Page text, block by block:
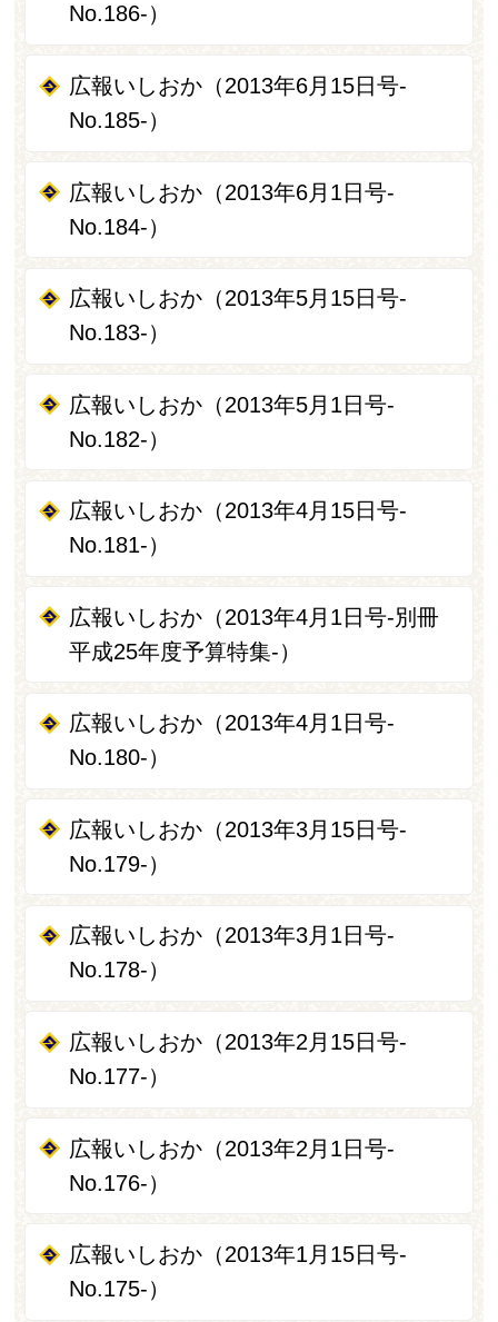
No.186-）
広報いしおか（2013年6月15日号-
No.185-）
広報いしおか（2013年6月1日号-
No.184-）
広報いしおか（2013年5月15日号-
No.183-）
広報いしおか（2013年5月1日号-
No.182-）
広報いしおか（2013年4月15日号-
No.181-）
広報いしおか（2013年4月1日号-別冊
平成25年度予算特集-）
広報いしおか（2013年4月1日号-
No.180-）
広報いしおか（2013年3月15日号-
No.179-）
広報いしおか（2013年3月1日号-
No.178-）
広報いしおか（2013年2月15日号-
No.177-）
広報いしおか（2013年2月1日号-
No.176-）
広報いしおか（2013年1月15日号-
No.175-）